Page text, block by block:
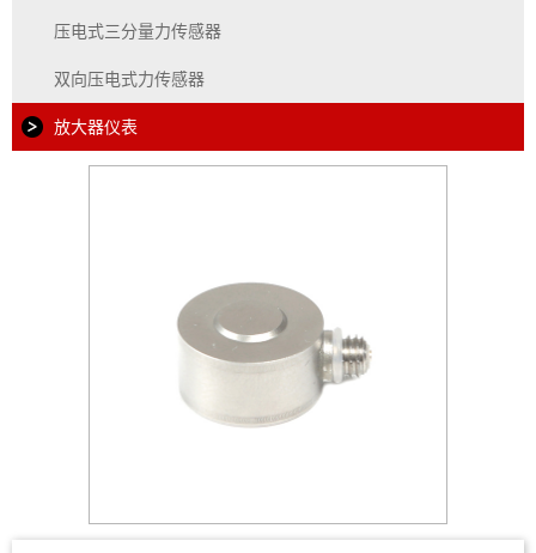
压电式三分量力传感器
双向压电式力传感器
放大器仪表